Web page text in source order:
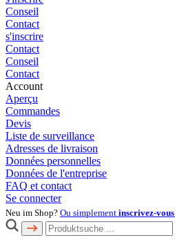
Conseil
Contact
s'inscrire
Contact
Conseil
Contact
Account
Aperçu
Commandes
Devis
Liste de surveillance
Adresses de livraison
Données personnelles
Données de l'entreprise
FAQ et contact
Se connecter
Neu im Shop? Ou simplement inscrivez-vous